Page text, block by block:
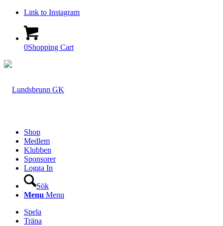
Link to Instagram
0Shopping Cart
Shop
Medlem
Klubben
Sponsorer
Logga In
Sök
Menu Menu
Spela
Träna